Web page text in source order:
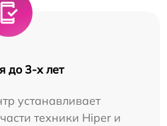
до 3-х лет
устанавливает
техники Hiper и